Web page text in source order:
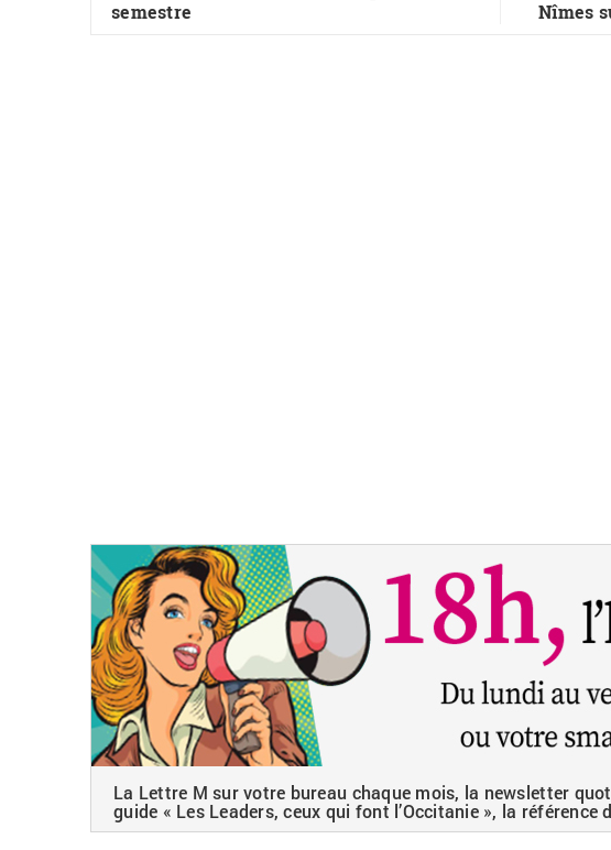
semestre
Nîmes
La Lettre M sur votre bureau chaque mois, la newsletter
guide « Les Leaders, ceux qui font l’Occitanie », la référence